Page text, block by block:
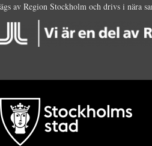
ägs av Region Stockholm och drivs i nära